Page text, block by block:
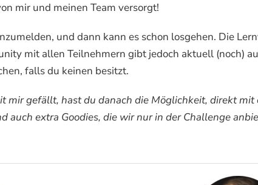
mir und meinen Team versorgt!
und dann kann es schon losgehen. Die
mit allen Teilnehmern gibt jedoch aktuell (noch)
falls du keinen besitzt.
mir gefällt, hast du danach die Möglichkeit, direkt
auch extra Goodies, die wir nur in der Challenge